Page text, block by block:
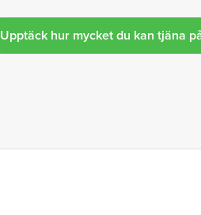
Upptäck hur mycket du kan tjäna